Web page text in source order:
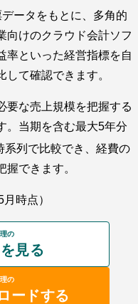
ータをもとに、多角的
向けのクラウド会計ソフ
率といった経営指標を自
て確認できます。
要な売上規模を把握する
。当期を含む最大5年分
系列で比較でき、経費の
できます。
時点）
の
見る
の
ードする